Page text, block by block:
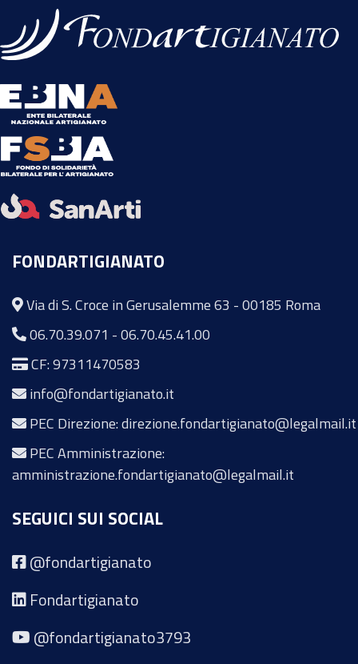
FONDARTIGIANATO
Via di S. Croce in Gerusalemme 63 - 00185 Roma
06.70.39.071 -06.70.45.41.00
CF: 97311470583
info@fondartigianato.it
PEC Direzione: direzione.fondartigianato@legalmail.it
PEC Amministrazione:
amministrazione.fondartigianato@legalmail.it
SEGUICI SUI SOCIAL
@fondartigianato
Fondartigianato
@fondartigianato3793